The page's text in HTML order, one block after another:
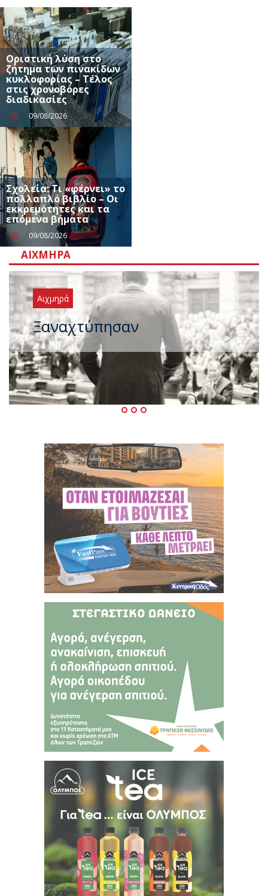
Οριστική λύση στο
ζήτημα των πινακίδων
κυκλοφορίας – Τέλος
στις χρονοβόρες
διαδικασίες
09/08/2026
Σχολεία: Τι «φέρνει» το
πολλαπλό βιβλίο – Οι
εκκρεμότητες και τα
επόμενα βήματα
09/08/2026
ΑΙΧΜΗΡΆ
Αιχμηρά
Μεταγραφικός «πυρετός» στο
ΠΑΣΟΚ μετά το καλοκαίρι